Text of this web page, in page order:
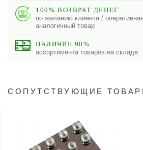
100% ВОЗВРАТ ДЕНЕГ
по желанию клиента /
аналогичный товар
НАЛИЧИЕ 90%
ассортимента товаров на складе
СОПУТСТВУЮЩИЕ